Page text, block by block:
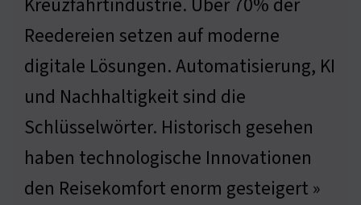
Reedereien setzen auf moderne
digitale Lösungen. Automatisierung, KI
und Nachhaltigkeit sind die
Schlüsselwörter. Historisch gesehen
haben technologische Innovationen
den Reisekomfort enorm gesteigert »